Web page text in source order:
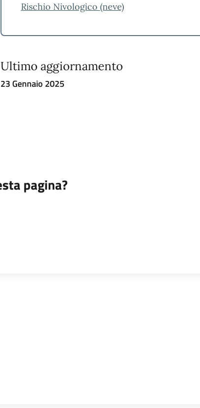
Rischio Nivologico (neve)
Ultimo aggiornamento
23 Gennaio 2025